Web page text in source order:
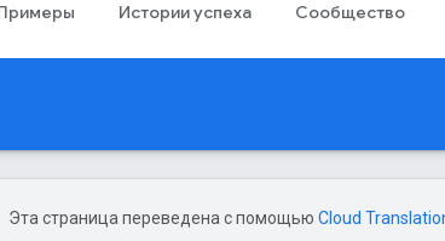
Истории успеха Сообщество
Эта страница переведена с помощью Cloud